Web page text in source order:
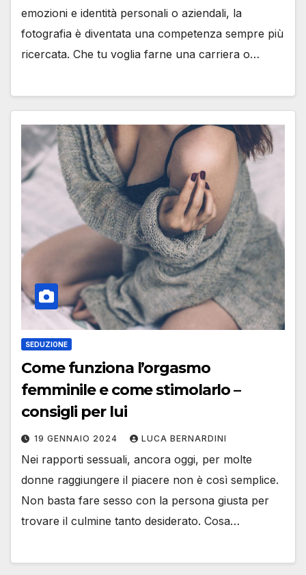
emozioni e identità personali o aziendali, la
fotografia è diventata una competenza sempre più
ricercata. Che tu voglia farne una carriera o…
SEDUZIONE
Come funziona l’orgasmo
femminile e come stimolarlo –
consigli per lui
19 GENNAIO 2024 LUCA BERNARDINI
Nei rapporti sessuali, ancora oggi, per molte
donne raggiungere il piacere non è così semplice.
Non basta fare sesso con la persona giusta per
trovare il culmine tanto desiderato. Cosa…